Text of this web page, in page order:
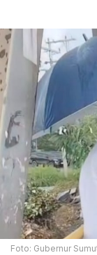
Foto: Gubernur